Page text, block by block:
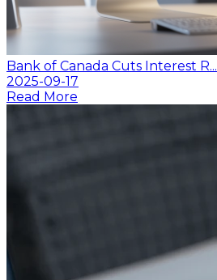
Bank of Canada Cuts Interest R...
2025-09-17
Read More